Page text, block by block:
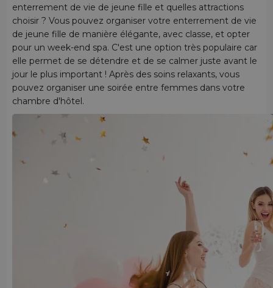
enterrement de vie de jeune fille et quelles attractions
choisir ? Vous pouvez organiser votre enterrement de vie
de jeune fille de manière élégante, avec classe, et opter
pour un week-end spa. C'est une option très populaire car
elle permet de se détendre et de se calmer juste avant le
jour le plus important ! Après des soins relaxants, vous
pouvez organiser une soirée entre femmes dans votre
chambre d'hôtel.